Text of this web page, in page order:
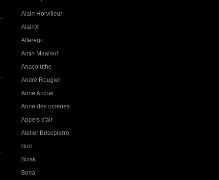
Alain Horvilleur
AlainX
Alterego
Amin Maalouf
Anacoluthe
André Rougier
Anne Archet
Anne des ocreries
Appels d'air
Atelier Brisepierre
Bird
Bizak
Bona